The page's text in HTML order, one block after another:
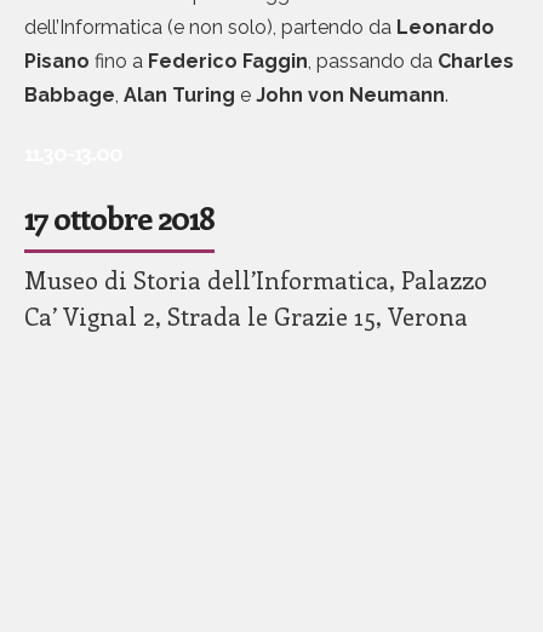
dell’Informatica (e non solo), partendo da Leonardo
Pisano fino a Federico Faggin, passando da Charles
Babbage, Alan Turing e John von Neumann.
17 ottobre 2018
Museo di Storia dell’Informatica, Palazzo
Ca’ Vignal 2, Strada le Grazie 15, Verona